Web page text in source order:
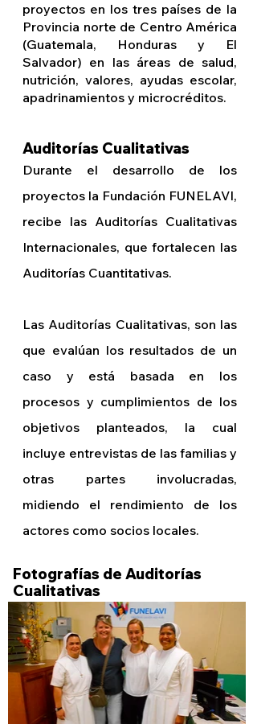
proyectos en los tres países de la
Provincia norte de Centro América
(Guatemala, Honduras y El
Salvador) en las áreas de salud,
nutrición, valores, ayudas escolar,
apadrinamientos y microcréditos.
Auditorías Cualitativas
Durante el desarrollo de los
proyectos la Fundación FUNELAVI,
recibe las Auditorías Cualitativas
Internacionales, que fortalecen las
Auditorías Cuantitativas.
Las Auditorías Cualitativas, son las
que evalúan los resultados de un
caso y está basada en los
procesos y cumplimientos de los
objetivos planteados, la cual
incluye entrevistas de las familias y
otras partes involucradas,
midiendo el rendimiento de los
actores como socios locales.
Fotografías de Auditorías
Cualitativas